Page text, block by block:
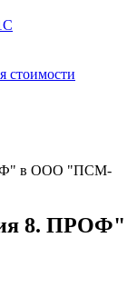
стоимости
в ООО "ПСМ-
8. ПРОФ"